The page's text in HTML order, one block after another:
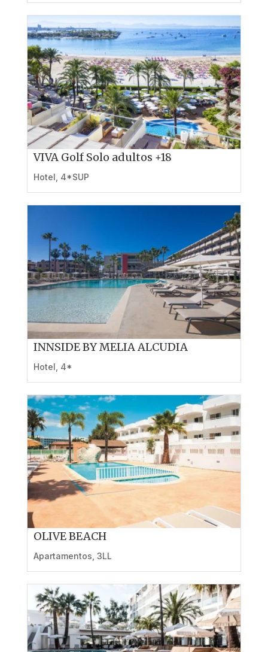
VIVA Golf Solo adultos +18
Hotel 4*SUP
INNSIDE BY MELIA ALCUDIA
Hotel 4*
OLIVE BEACH
Apartamentos, 3LL